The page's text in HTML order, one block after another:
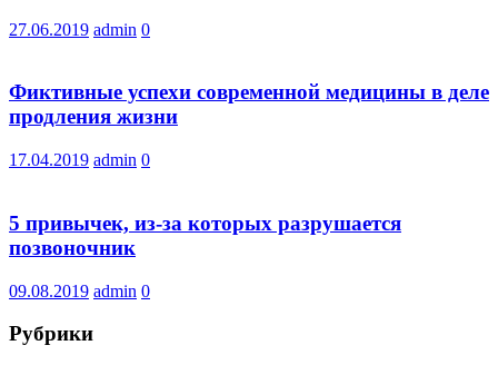
27.06.2019 admin 0
Фиктивные успехи современной медицины в деле
продления жизни
17.04.2019 admin 0
5 привычек, из-за которых разрушается
позвоночник
09.08.2019 admin 0
Рубрики